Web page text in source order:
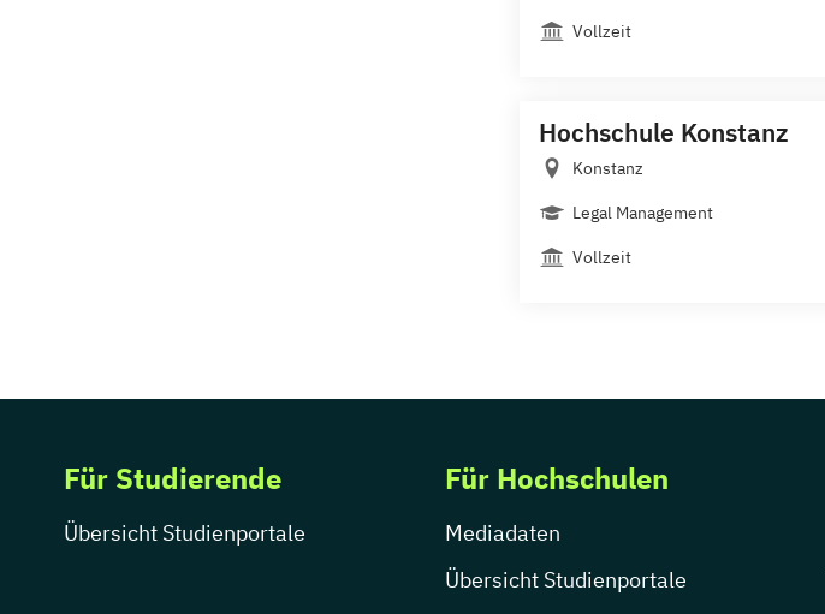
Vollzeit
Hochschule Konstanz
Konstanz
Legal Management
Vollzeit
Für Studierende
Übersicht Studienportale
Für Hochschulen
Mediadaten
Übersicht Studienportale